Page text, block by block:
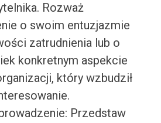
Rozważ
o swoim entuzjazmie
zatrudnienia lub o
konkretnym aspekcie
który wzbudził
Przedstaw